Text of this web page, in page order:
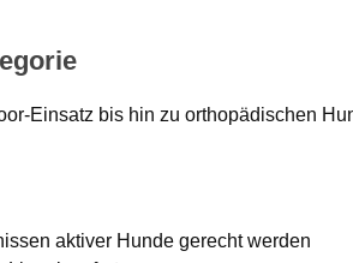
Einsatz bis hin zu orthopädischen
aktiver Hunde gerecht werden